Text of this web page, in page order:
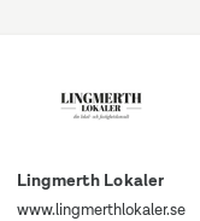
Lingmerth Lokaler
www.lingmerthlokaler.se